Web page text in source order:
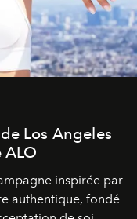
Los Angeles
inspirée par
authentique, fondé